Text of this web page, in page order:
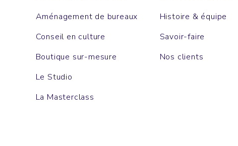
Aménagement de bureaux
Conseil en culture
Boutique sur-mesure
Le Studio
La Masterclass
Histoire & équipe
Savoir-faire
Nos clients